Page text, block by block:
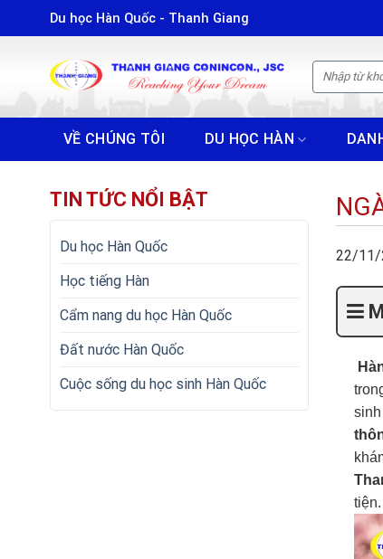
to
Du học Hàn Quốc - Thanh Giang
VỀ CHÚNG TÔI DU HỌC HÀN
22/11/
tiện.
TIN TỨC NỔI BẬT
Du học Hàn Quốc
Học tiếng Hàn
Cẩm nang du học Hàn Quốc
Đất nước Hàn Quốc
Cuộc sống du học sinh Hàn Quốc